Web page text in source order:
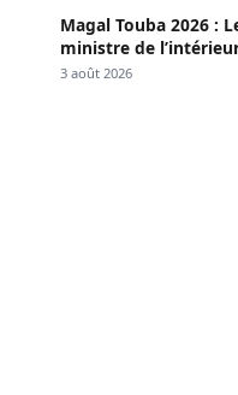
Magal Touba 2026 :
ministre de
routière
3 août 2026